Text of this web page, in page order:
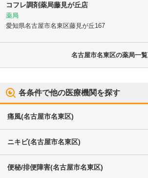
コフレ調剤薬局藤見が丘店
薬局
愛知県名古屋市名東区藤見が丘167
名古屋市名東区の薬局一覧
各条件で他の医療機関を探す
痛風(名古屋市名東区)
ニキビ(名古屋市名東区)
便秘/排便障害(名古屋市名東区)